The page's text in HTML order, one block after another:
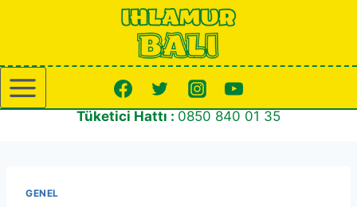
Tüketici Hattı : 0850 840 01 35
GENEL